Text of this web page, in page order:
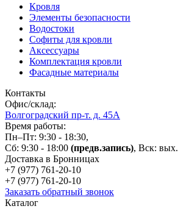
Кровля
Элементы безопасности
Водостоки
Софиты для кровли
Аксессуары
Комплектация кровли
Фасадные материалы
Контакты
Офис/склад:
Волгоградский пр-т. д. 45А
Время работы:
Пн–Пт: 9:30 - 18:30,
Сб: 9:30 - 18:00 (предв.запись), Вск: вых.
Доставка в Бронницах
+7 (977) 761-20-10
+7 (977) 761-20-10
Заказать обратный звонок
Каталог